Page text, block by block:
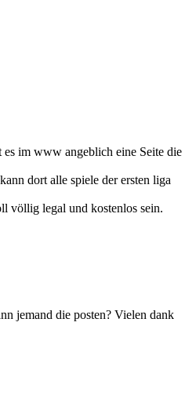
im www angeblich eine Seite die
dort alle spiele der ersten liga
völlig legal und kostenlos sein.
jemand die posten? Vielen dank